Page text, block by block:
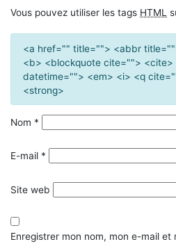
Vous pouvez utiliser les tags HTML
<a href="" title=""> <abbr
<b> <blockquote cite="">
datetime=""> <em> <i> <q
<strong>
Nom *
E-mail *
Site web
Enregistrer mon nom, mon e-mail